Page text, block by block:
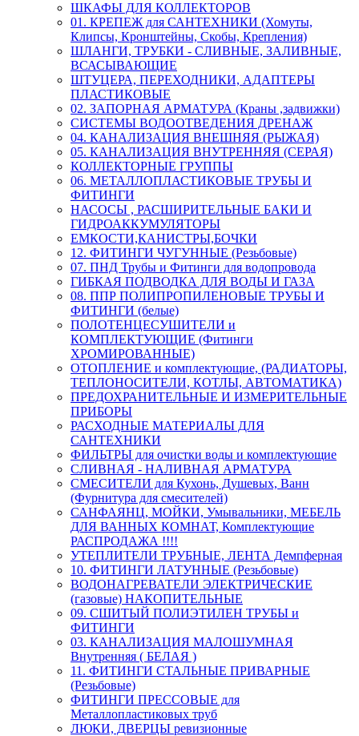
ШКАФЫ ДЛЯ КОЛЛЕКТОРОВ
01. КРЕПЕЖ для САНТЕХНИКИ (Хомуты,
Клипсы, Кронштейны, Скобы, Крепления)
ШЛАНГИ, ТРУБКИ - СЛИВНЫЕ, ЗАЛИВНЫЕ,
ВСАСЫВАЮЩИЕ
ШТУЦЕРА, ПЕРЕХОДНИКИ, АДАПТЕРЫ
ПЛАСТИКОВЫЕ
02. ЗАПОРНАЯ АРМАТУРА (Краны ,задвижки)
СИСТЕМЫ ВОДООТВЕДЕНИЯ ДРЕНАЖ
04. КАНАЛИЗАЦИЯ ВНЕШНЯЯ (РЫЖАЯ)
05. КАНАЛИЗАЦИЯ ВНУТРЕННЯЯ (СЕРАЯ)
КОЛЛЕКТОРНЫЕ ГРУППЫ
06. МЕТАЛЛОПЛАСТИКОВЫЕ ТРУБЫ И
ФИТИНГИ
НАСОСЫ , РАСШИРИТЕЛЬНЫЕ БАКИ И
ГИДРОАККУМУЛЯТОРЫ
ЕМКОСТИ,КАНИСТРЫ,БОЧКИ
12. ФИТИНГИ ЧУГУННЫЕ (Резьбовые)
07. ПНД Трубы и Фитинги для водопровода
ГИБКАЯ ПОДВОДКА ДЛЯ ВОДЫ И ГАЗА
08. ППР ПОЛИПРОПИЛЕНОВЫЕ ТРУБЫ И
ФИТИНГИ (белые)
ПОЛОТЕНЦЕСУШИТЕЛИ и
КОМПЛЕКТУЮЩИЕ (Фитинги
ХРОМИРОВАННЫЕ)
ОТОПЛЕНИЕ и комплектующие, (РАДИАТОРЫ,
ТЕПЛОНОСИТЕЛИ, КОТЛЫ, АВТОМАТИКА)
ПРЕДОХРАНИТЕЛЬНЫЕ И ИЗМЕРИТЕЛЬНЫЕ
ПРИБОРЫ
РАСХОДНЫЕ МАТЕРИАЛЫ ДЛЯ
САНТЕХНИКИ
ФИЛЬТРЫ для очистки воды и комплектующие
СЛИВНАЯ - НАЛИВНАЯ АРМАТУРА
СМЕСИТЕЛИ для Кухонь, Душевых, Ванн
(Фурнитура для смесителей)
САНФАЯНЦ, МОЙКИ, Умывальники, МЕБЕЛЬ
ДЛЯ ВАННЫХ КОМНАТ, Комплектующие
РАСПРОДАЖА !!!!
УТЕПЛИТЕЛИ ТРУБНЫЕ, ЛЕНТА Демпферная
10. ФИТИНГИ ЛАТУННЫЕ (Резьбовые)
ВОДОНАГРЕВАТЕЛИ ЭЛЕКТРИЧЕСКИЕ
(газовые) НАКОПИТЕЛЬНЫЕ
09. СШИТЫЙ ПОЛИЭТИЛЕН ТРУБЫ и
ФИТИНГИ
03. КАНАЛИЗАЦИЯ МАЛОШУМНАЯ
Внутренняя ( БЕЛАЯ )
11. ФИТИНГИ СТАЛЬНЫЕ ПРИВАРНЫЕ
(Резьбовые)
ФИТИНГИ ПРЕССОВЫЕ для
Металлопластиковых труб
ЛЮКИ, ДВЕРЦЫ ревизионные